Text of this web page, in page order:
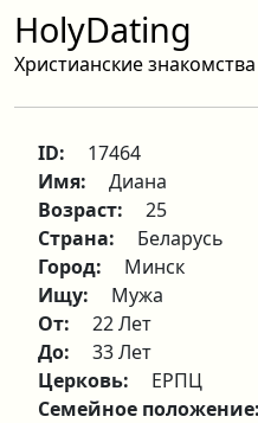
HolyDating
Христианские знакомства
ID:
17464
Имя:
Диана
Возраст:
25
Страна:
Беларусь
Город:
Минск
Ищу:
Мужа
От:
22 Лет
До:
33 Лет
Церковь:
ЕРПЦ
Семейное положение: